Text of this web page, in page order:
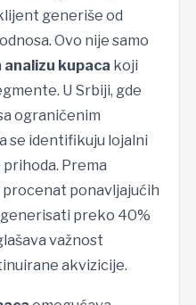
generiše od
Ovo nije samo
analizu kupaca koji
U Srbiji, gde
ograničenim
se identifikuju lojalni
Prema
procenat ponavljajućih
generisati preko 40%
važnost
akvizicije.